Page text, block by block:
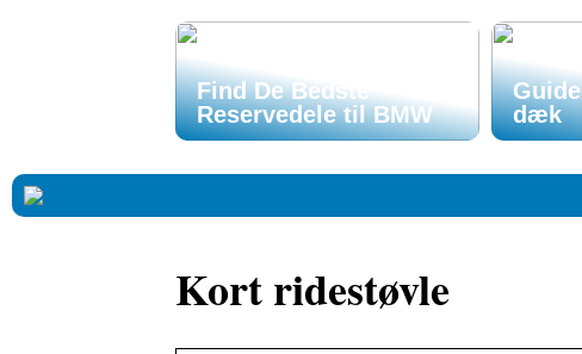
Find De Bedste
Reservedele til BMW
dæk
Kort ridestøvle